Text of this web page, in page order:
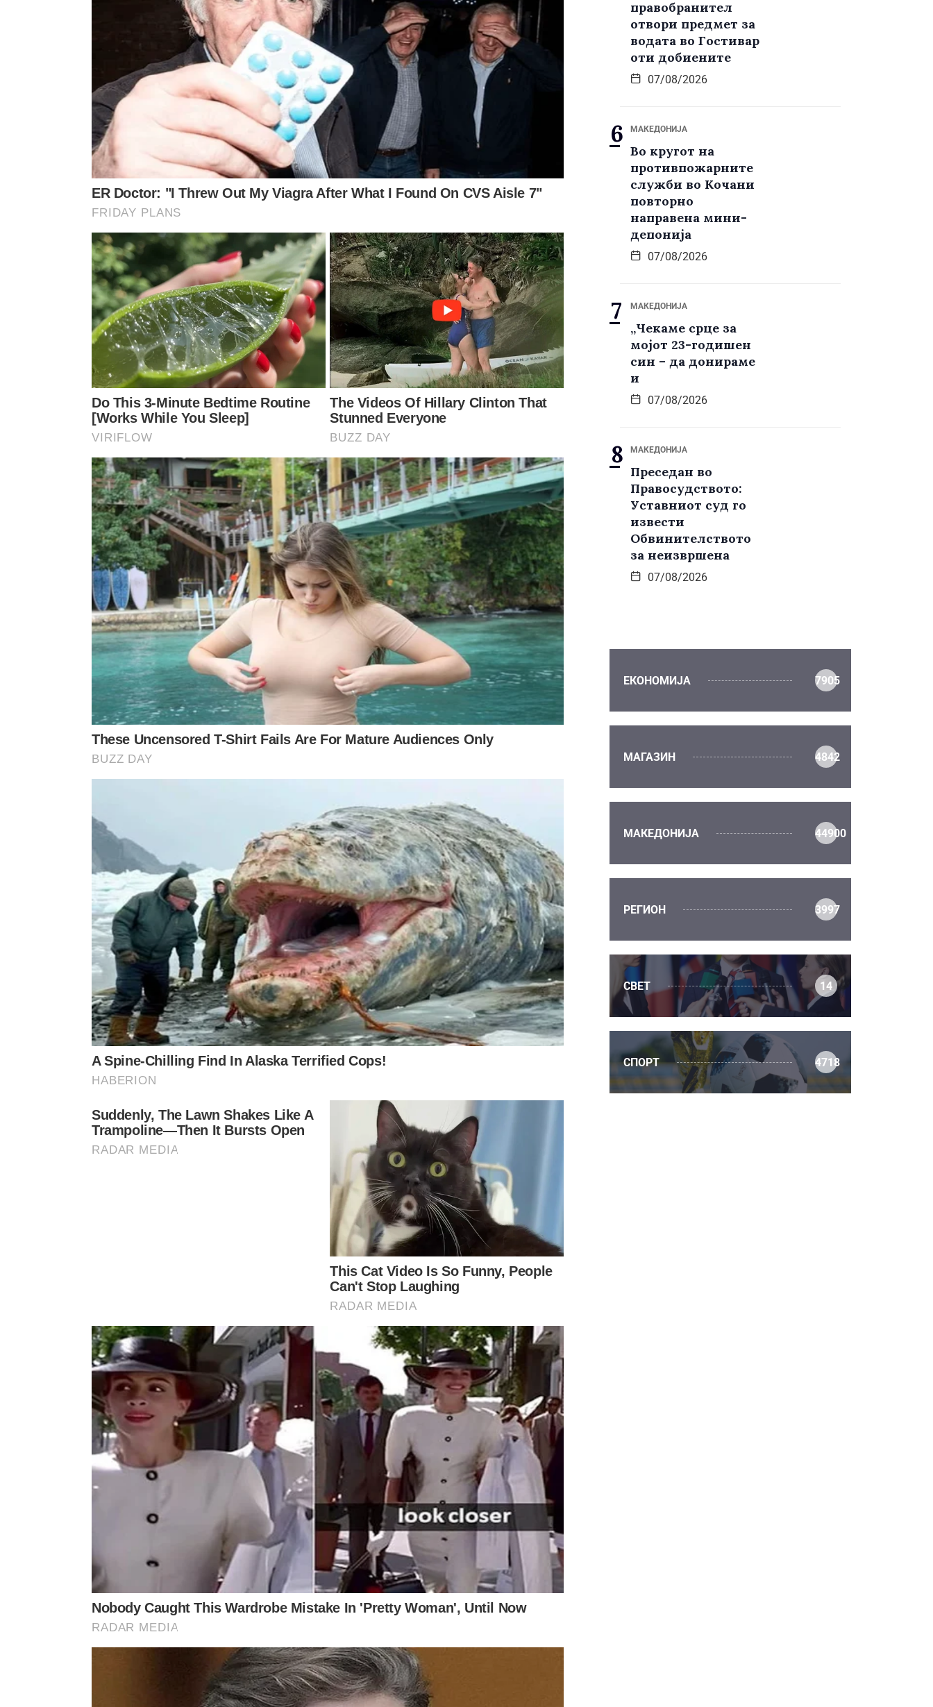
правобранител
отвори предмет за
водата во Гостивар
оти добиените
07/08/2026
МАКЕДОНИЈА
Во кругот на
противпожарните
служби во Кочани
повторно
направена мини-
депонија
07/08/2026
МАКЕДОНИЈА
„Чекаме срце за
мојот 23-годишен
син – да донираме
и
07/08/2026
МАКЕДОНИЈА
Преседан во
Правосудството:
Уставниот суд го
извести
Обвинителството
за неизвршена
07/08/2026
ЕКОНОМИЈА 7905
МАГАЗИН 4842
МАКЕДОНИЈА 44900
РЕГИОН 3997
СВЕТ 14
СПОРТ 4718